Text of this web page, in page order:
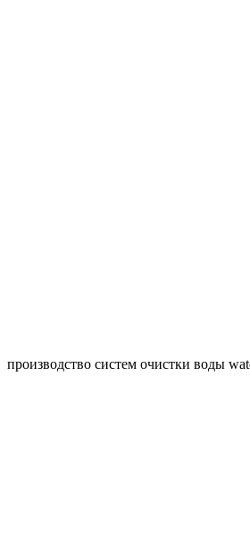
производство систем очистки воды